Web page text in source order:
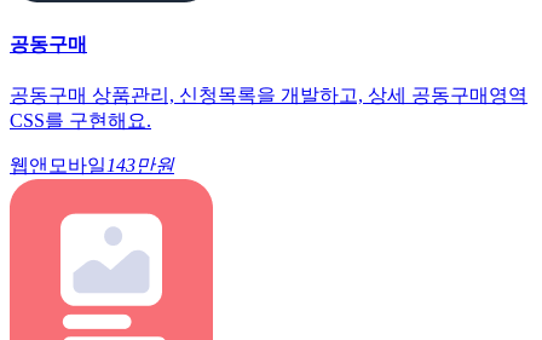
공동구매
공동구매 상품관리, 신청목록을 개발하고, 상세 공동구매영역
CSS를 구현해요.
웹앤모바일 143만원